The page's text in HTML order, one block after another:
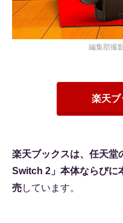
編集部撮
楽天ブ
楽天ブックスは、任天
Switch 2」本体ならびに
売しています。